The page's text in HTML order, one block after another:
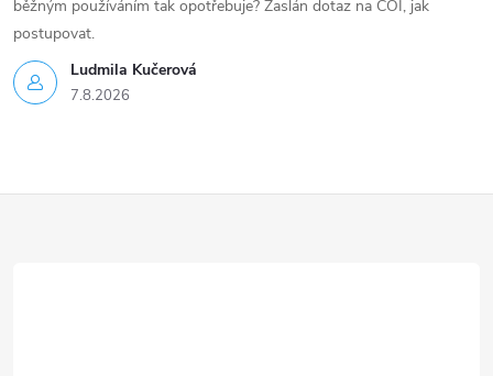
Ludmila Kučerová
7.8.2026
běžným používáním tak opotřebuje? Zaslán dotaz na ČOI, jak
postupovat.